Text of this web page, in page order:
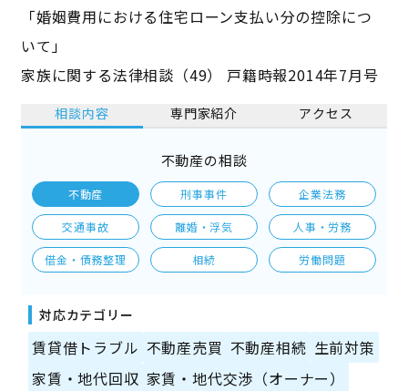
「婚姻費用における住宅ローン支払い分の控除につ
いて」
家族に関する法律相談（49） 戸籍時報2014年7月号
相談内容 専門家紹介 アクセス
不動産の相談
不動産 刑事事件 企業法務
交通事故 離婚・浮気 人事・労務
借金・債務整理 相続 労働問題
対応カテゴリー
賃貸借トラブル 不動産売買 不動産相続 生前対策
家賃・地代回収 家賃・地代交渉（オーナー）